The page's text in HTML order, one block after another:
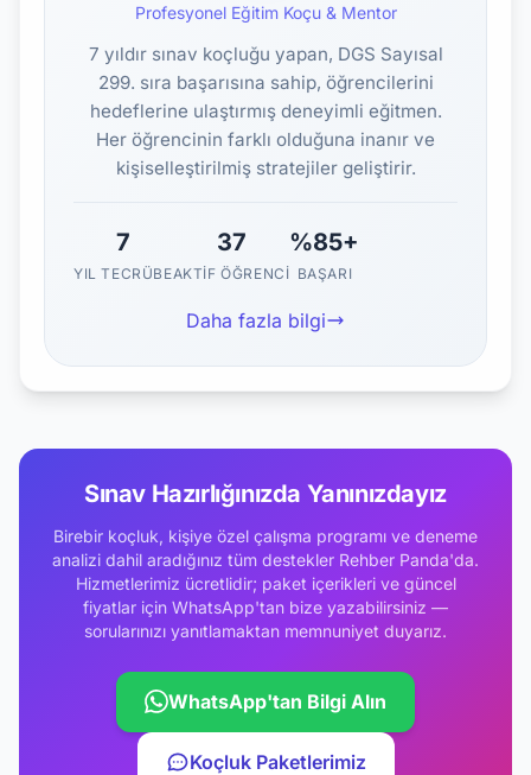
Profesyonel Eğitim Koçu & Mentor
7 yıldır sınav koçluğu yapan, DGS Sayısal
299. sıra başarısına sahip, öğrencilerini
hedeflerine ulaştırmış deneyimli eğitmen.
Her öğrencinin farklı olduğuna inanır ve
kişiselleştirilmiş stratejiler geliştirir.
7
YIL TECRÜBE
37
AKTIF ÖĞRENCI
%85+
BAŞARI
Daha fazla bilgi
Sınav Hazırlığınızda Yanınızdayız
Birebir koçluk, kişiye özel çalışma programı ve deneme
analizi dahil aradığınız tüm destekler Rehber Panda'da.
Hizmetlerimiz ücretlidir; paket içerikleri ve güncel
fiyatlar için WhatsApp'tan bize yazabilirsiniz —
sorularınızı yanıtlamaktan memnuniyet duyarız.
WhatsApp'tan Bilgi Alın
Koçluk Paketlerimiz